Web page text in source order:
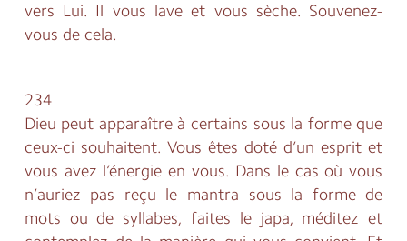
vers Lui. Il vous lave et vous sèche. Souvenez-
vous de cela.
234
Dieu peut apparaître à certains sous la forme que
ceux-ci souhaitent. Vous êtes doté d’un esprit et
vous avez l’énergie en vous. Dans le cas où vous
n’auriez pas reçu le mantra sous la forme de
mots ou de syllabes, faites le japa, méditez et